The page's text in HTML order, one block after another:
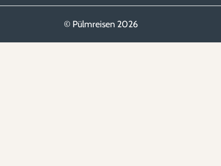
© Pülmreisen 2026